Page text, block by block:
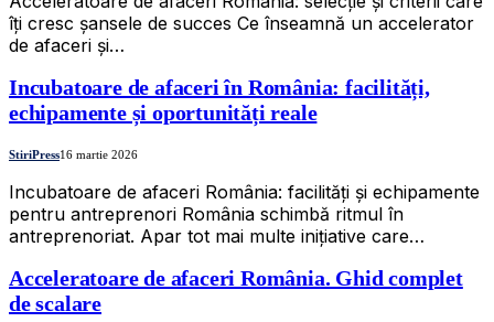
îți cresc șansele de succes Ce înseamnă un accelerator
de afaceri și…
Incubatoare de afaceri în România: facilități,
echipamente și oportunități reale
StiriPress16 martie 2026
Incubatoare de afaceri România: facilități și echipamente
pentru antreprenori România schimbă ritmul în
antreprenoriat. Apar tot mai multe inițiative care…
Acceleratoare de afaceri România. Ghid complet
de scalare